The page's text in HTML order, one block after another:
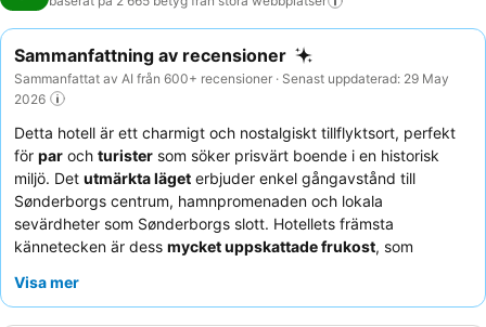
Sammanfattning av recensioner
Sammanfattat av AI från 600+ recensioner · Senast uppdaterad: 29 May
2026
Detta hotell är ett charmigt och nostalgiskt tillflyktsort, perfekt
för par och turister som söker prisvärt boende i en historisk
miljö. Det utmärkta läget erbjuder enkel gångavstånd till
Sønderborgs centrum, hamnpromenaden och lokala
sevärdheter som Sønderborgs slott. Hotellets främsta
kännetecken är dess mycket uppskattade frukost, som
och bullar. Gästerna berömmer konsekvent den
Visa mer